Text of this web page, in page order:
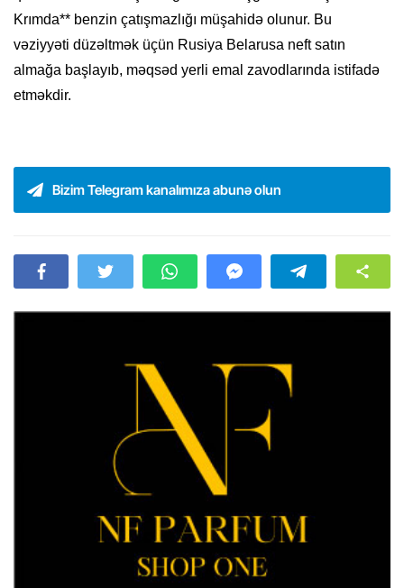
Krımda** benzin çatışmazlığı müşahidə olunur. Bu
vəziyyəti düzəltmək üçün Rusiya Belarusa neft satın
almağa başlayıb, məqsəd yerli emal zavodlarında istifadə
etməkdir.
Bizim Telegram kanalımıza abunə olun